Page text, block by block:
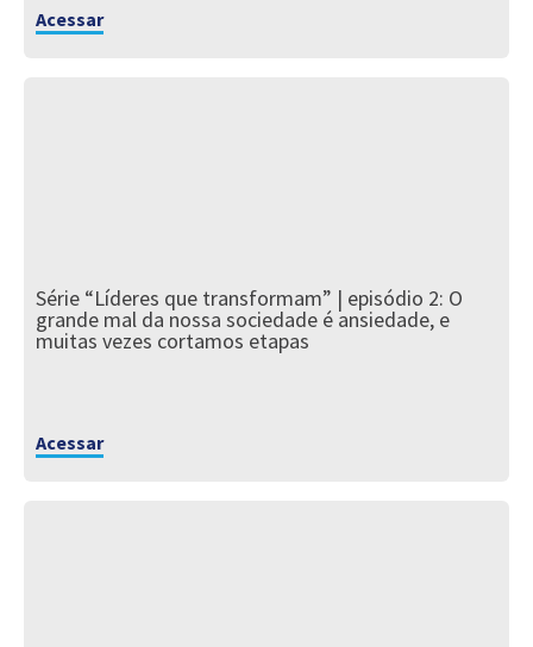
Acessar
Série “Líderes que transformam” | episódio 2: O
grande mal da nossa sociedade é ansiedade, e
muitas vezes cortamos etapas
Acessar